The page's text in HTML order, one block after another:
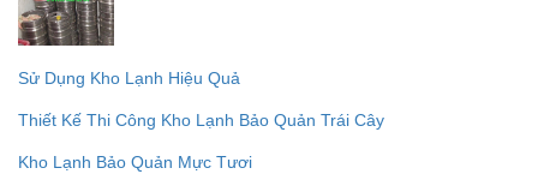
Sử Dụng Kho Lạnh Hiệu Quả
Thiết Kế Thi Công Kho Lạnh Bảo Quản Trái Cây
Kho Lạnh Bảo Quản Mực Tươi